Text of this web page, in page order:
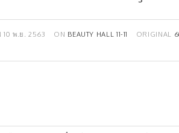
10 พ.ย. 2563 ON BEAUTY HALL 11-11 ORIGINAL